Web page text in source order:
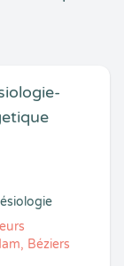
Béziers